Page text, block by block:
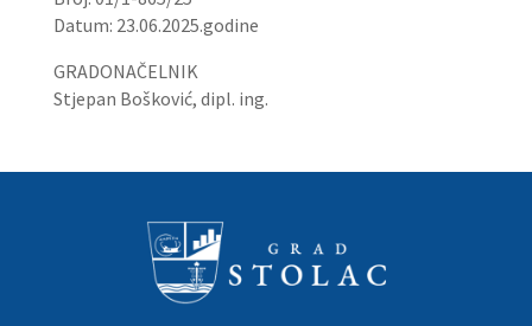
Datum: 23.06.2025.godine
GRADONAČELNIK
Stjepan Bošković, dipl. ing.